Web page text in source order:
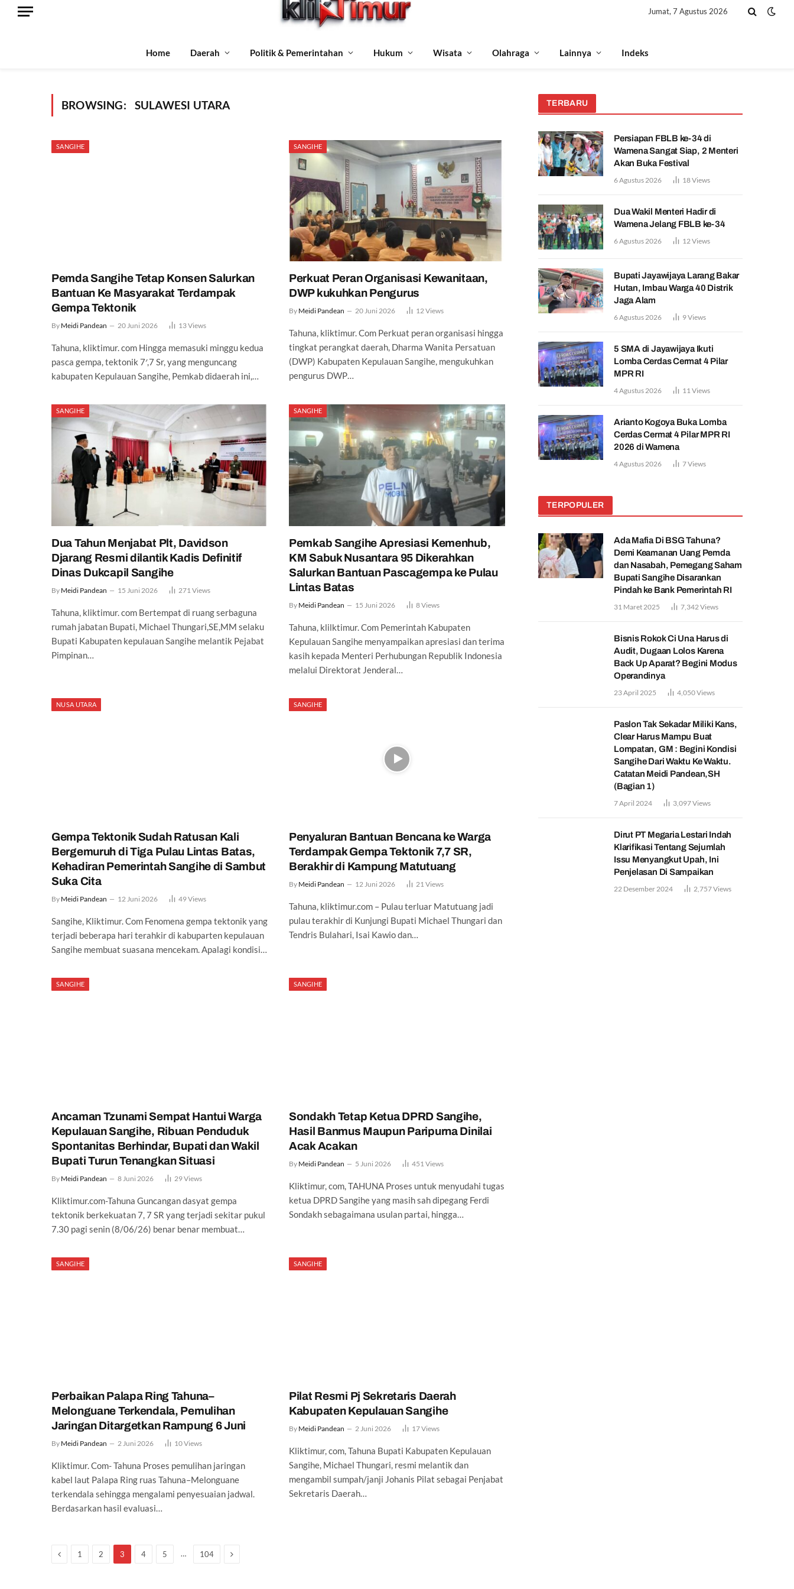
Jumat, 7 Agustus 2026
Home Daerah Politik & Pemerintahan Hukum Wisata Olahraga Lainnya Indeks
BROWSING: SULAWESI UTARA
SANGIHE
Pemda Sangihe Tetap Konsen Salurkan
Bantuan Ke Masyarakat Terdampak
Gempa Tektonik
By Meidi Pandean 20 Juni 2026 13Views
Tahuna, kliktimur. com Hingga memasuki minggu kedua
pasca gempa, tektonik 7′,7 Sr, yang menguncang
kabupaten Kepulauan Sangihe, Pemkab didaerah ini,…
SANGIHE
Perkuat Peran Organisasi Kewanitaan,
DWP kukuhkan Pengurus
By Meidi Pandean 20 Juni 2026 12Views
Tahuna, kliktimur. Com Perkuat peran organisasi hingga
tingkat perangkat daerah, Dharma Wanita Persatuan
(DWP) Kabupaten Kepulauan Sangihe, mengukuhkan
pengurus DWP…
SANGIHE
Dua Tahun Menjabat Plt, Davidson
Djarang Resmi dilantik Kadis Definitif
Dinas Dukcapil Sangihe
By Meidi Pandean 15 Juni 2026 271Views
Tahuna, kliktimur. com Bertempat di ruang serbaguna
rumah jabatan Bupati, Michael Thungari,SE,MM selaku
Bupati Kabupaten kepulauan Sangihe melantik Pejabat
Pimpinan…
SANGIHE
Pemkab Sangihe Apresiasi Kemenhub,
KM Sabuk Nusantara 95 Dikerahkan
Salurkan Bantuan Pascagempa ke Pulau
Lintas Batas
By Meidi Pandean 15 Juni 2026 8Views
Tahuna, klilktimur. Com Pemerintah Kabupaten
Kepulauan Sangihe menyampaikan apresiasi dan terima
kasih kepada Menteri Perhubungan Republik Indonesia
melalui Direktorat Jenderal…
NUSA UTARA
Gempa Tektonik Sudah Ratusan Kali
Bergemuruh di Tiga Pulau Lintas Batas,
Kehadiran Pemerintah Sangihe di Sambut
Suka Cita
By Meidi Pandean 12 Juni 2026 49Views
Sangihe, Kliktimur. Com Fenomena gempa tektonik yang
terjadi beberapa hari terahkir di kabuparten kepulauan
Sangihe membuat suasana mencekam. Apalagi kondisi…
SANGIHE
Penyaluran Bantuan Bencana ke Warga
Terdampak Gempa Tektonik 7,7 SR,
Berakhir di Kampung Matutuang
By Meidi Pandean 12 Juni 2026 21Views
Tahuna, kliktimur.com – Pulau terluar Matutuang jadi
pulau terakhir di Kunjungi Bupati Michael Thungari dan
Tendris Bulahari, Isai Kawio dan…
SANGIHE
Ancaman Tzunami Sempat Hantui Warga
Kepulauan Sangihe, Ribuan Penduduk
Spontanitas Berhindar, Bupati dan Wakil
Bupati Turun Tenangkan Situasi
By Meidi Pandean 8 Juni 2026 29Views
Kliktimur.com-Tahuna Guncangan dasyat gempa
tektonik berkekuatan 7, 7 SR yang terjadi sekitar pukul
7.30 pagi senin (8/06/26) benar benar membuat…
SANGIHE
Sondakh Tetap Ketua DPRD Sangihe,
Hasil Banmus Maupun Paripurna Dinilai
Acak Acakan
By Meidi Pandean 5 Juni 2026 451Views
Kliktimur, com, TAHUNA Proses untuk menyudahi tugas
ketua DPRD Sangihe yang masih sah dipegang Ferdi
Sondakh sebagaimana usulan partai, hingga…
SANGIHE
Perbaikan Palapa Ring Tahuna–
Melonguane Terkendala, Pemulihan
Jaringan Ditargetkan Rampung 6 Juni
By Meidi Pandean 2 Juni 2026 10Views
Kliktimur. Com- Tahuna Proses pemulihan jaringan
kabel laut Palapa Ring ruas Tahuna–Melonguane
terkendala sehingga mengalami penyesuaian jadwal.
Berdasarkan hasil evaluasi…
SANGIHE
Pilat Resmi Pj Sekretaris Daerah
Kabupaten Kepulauan Sangihe
By Meidi Pandean 2 Juni 2026 17Views
Kliktimur, com, Tahuna Bupati Kabupaten Kepulauan
Sangihe, Michael Thungari, resmi melantik dan
mengambil sumpah/janji Johanis Pilat sebagai Penjabat
Sekretaris Daerah…
Previous
1 2 3 4 5 … 104 Next
TERBARU
Persiapan FBLB ke-34 di
Wamena Sangat Siap, 2 Menteri
Akan Buka Festival
6 Agustus 2026 18Views
Dua Wakil Menteri Hadir di
Wamena Jelang FBLB ke-34
6 Agustus 2026 12 Views
Bupati Jayawijaya Larang Bakar
Hutan, Imbau Warga 40 Distrik
Jaga Alam
6 Agustus 2026 9Views
5 SMA di Jayawijaya Ikuti
Lomba Cerdas Cermat 4 Pilar
MPR RI
4 Agustus 2026 11 Views
Arianto Kogoya Buka Lomba
Cerdas Cermat 4 Pilar MPR RI
2026 di Wamena
4 Agustus 2026 7Views
TERPOPULER
Ada Mafia Di BSG Tahuna?
Demi Keamanan Uang Pemda
dan Nasabah, Pemegang Saham
Bupati Sangihe Disarankan
Pindah ke Bank Pemerintah RI
31 Maret 2025 7,342 Views
Bisnis Rokok Ci Una Harus di
Audit, Dugaan Lolos Karena
Back Up Aparat? Begini Modus
Operandinya
23 April 2025 4,050Views
Paslon Tak Sekadar Miliki Kans,
Clear Harus Mampu Buat
Lompatan, GM : Begini Kondisi
Sangihe Dari Waktu Ke Waktu.
Catatan Meidi Pandean,SH
(Bagian 1)
7 April 2024 3,097Views
Dirut PT Megaria Lestari Indah
Klarifikasi Tentang Sejumlah
Issu Menyangkut Upah, Ini
Penjelasan Di Sampaikan
22 Desember 2024 2,757Views